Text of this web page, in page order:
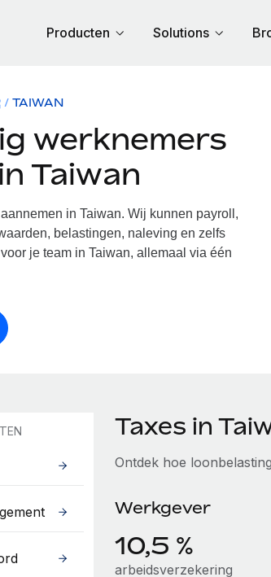
Producten Solutions
TAIWAN
werknemers
Taiwan
in Taiwan. Wij kunnen payroll,
belastingen, naleving en zelfs
je team in Taiwan, allemaal via één
Taxes in
Ontdek hoe
Werkgever
10,5 %
arbeidsverzekering